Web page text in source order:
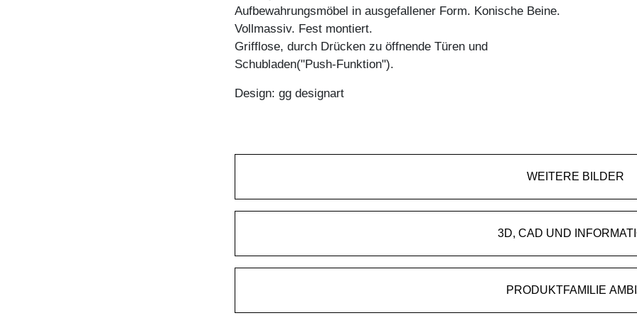
Aufbewahrungsmöbel in ausgefallener Form. Konische Beine.
Vollmassiv. Fest montiert.
Grifflose, durch Drücken zu öffnende Türen und
Schubladen("Push-Funktion").
Design: gg designart
WEITERE BILDER
3D, CAD UND
PRODUKTFAMILIE